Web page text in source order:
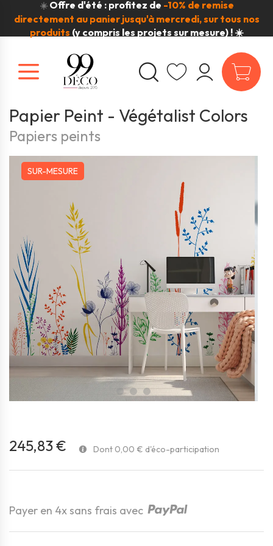
☀️ Offre d'été : profitez de -10% de remise
directement au panier jusqu'à mercredi, sur tous nos
produits (y compris les projets sur mesure) ! ☀️
Papier Peint - Végétalist Colors
Papiers peints
SUR-MESURE
245,83 € Dont 0,00 € d'éco-participation
Payer en 4x sans frais avec